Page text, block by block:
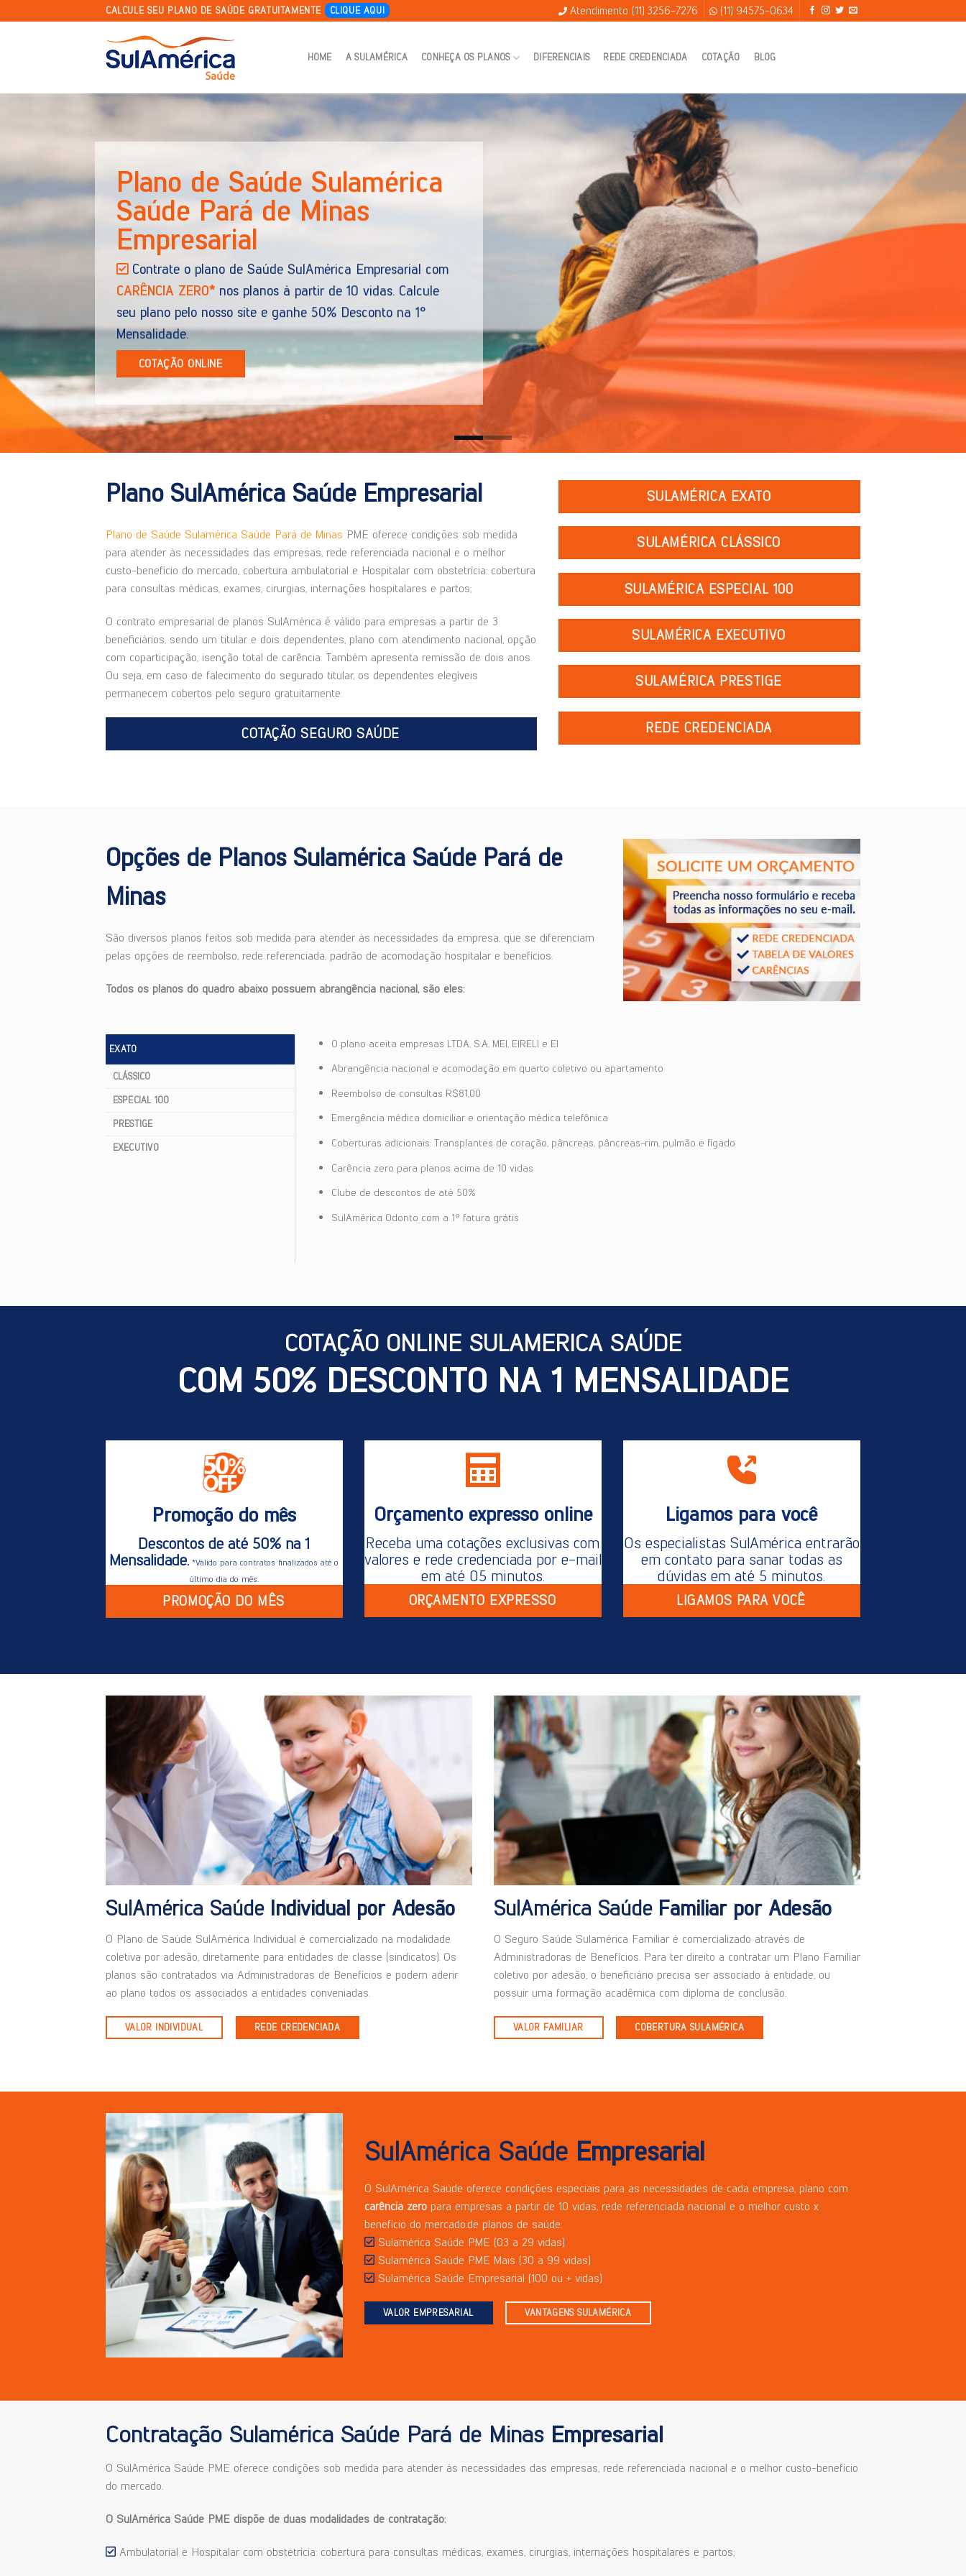
to
CALCULE SEU PLANO DE SAÚDE GRATUITAMENTE CLIQUE AQUI Atendimento (11) 3256-7276 (11) 94575-0634
HOME A SULAMÉRICA CONHEÇA OS PLANOS DIFERENCIAIS REDE CREDENCIADA COTAÇÃO BLOG
Plano de Saúde SulAmérica
Receba por e-mail todas as informações do plano SulAmérica Individual por adesão, Familiar por
adesão, Empresarial e Odontológico.
O SulAmérica Saúde oferece condições especiais para as necessidades da sua empresa,rede
referenciada nacional e o melhor custo x benefício do mercado.
COTAÇÃO ONLINE
Plano SulAmérica Saúde Empresarial
Plano de Saúde Sulamérica Saúde Pará de Minas PME oferece condições sob medida
para atender às necessidades das empresas, rede referenciada nacional e o melhor
custo-benefício do mercado, cobertura ambulatorial e Hospitalar com obstetrícia: cobertura
para consultas médicas, exames, cirurgias, internações hospitalares e partos;
O contrato empresarial de planos SulAmérica é válido para empresas a partir de 3
beneficiários, sendo um titular e dois dependentes, plano com atendimento nacional, opção
com coparticipação, isenção total de carência. Também apresenta remissão de dois anos.
Ou seja, em caso de falecimento do segurado titular, os dependentes elegíveis
permanecem cobertos pelo seguro gratuitamente.
COTAÇÃO SEGURO SAÚDE
SULAMÉRICA EXATO
SULAMÉRICA CLÁSSICO
SULAMÉRICA ESPECIAL 100
SULAMÉRICA EXECUTIVO
SULAMÉRICA PRESTIGE
REDE CREDENCIADA
Opções de Planos Sulamérica Saúde Pará de
Minas
São diversos planos feitos sob medida para atender às necessidades da empresa, que se diferenciam
pelas opções de reembolso, rede referenciada, padrão de acomodação hospitalar e benefícios.
Todos os planos do quadro abaixo possuem abrangência nacional, são eles:
EXATO
CLÁSSICO
ESPECIAL 100
PRESTIGE
EXECUTIVO
O plano aceita empresas LTDA, S.A, MEI, EIRELI e EI
Abrangência nacional e acomodação em quarto coletivo ou apartamento
Reembolso de consultas R$81,00
Emergência médica domiciliar e orientação médica telefônica
Coberturas adicionais: Transplantes de coração, pâncreas, pâncreas-rim, pulmão e fígado
Carência zero para planos acima de 10 vidas
Clube de descontos de até 50%
SulAmérica Odonto com a 1° fatura grátis
COTAÇÃO ONLINE SULAMERICA SAÚDE
COM 50% DESCONTO NA 1 MENSALIDADE
Promoção do mês
Descontos de até 50% na 1
Mensalidade. *Válido para contratos finalizados até o
último dia do mês.
PROMOÇÃO DO MÊS
Orçamento expresso online
Receba uma cotações exclusivas com
valores e rede credenciada por e-mail
em até 05 minutos.
ORÇAMENTO EXPRESSO
Ligamos para você
Os especialistas SulAmérica entrarão
em contato para sanar todas as
dúvidas em até 5 minutos.
LIGAMOS PARA VOCÊ
SulAmérica Saúde Individual por Adesão
O Plano de Saúde SulAmérica Individual é comercializado na modalidade
coletiva por adesão, diretamente para entidades de classe (sindicatos). Os
planos são contratados via Administradoras de Benefícios e podem aderir
ao plano todos os associados a entidades conveniadas.
VALOR INDIVIDUAL REDE CREDENCIADA
SulAmérica Saúde Familiar por Adesão
O Seguro Saúde Sulamérica Familiar é comercializado através de
Administradoras de Benefícios. Para ter direito a contratar um Plano Familiar
coletivo por adesão, o beneficiário precisa ser associado à entidade, ou
possuir uma formação acadêmica com diploma de conclusão.
VALOR FAMILIAR COBERTURA SULAMÉRICA
SulAmérica Saúde Empresarial
O SulAmérica Saúde oferece condições especiais para as necessidades de cada empresa, plano com
carência zeropara empresas a partir de 10 vidas, rede referenciada nacional e o melhor custo x
benefício do mercado.de planos de saúde:
Sulamérica Saúde PME (03 a 29 vidas)
Sulamérica Saúde PME Mais (30 a 99 vidas)
Sulamérica Saúde Empresarial (100 ou + vidas)
VALOR EMPRESARIAL VANTAGENS SULAMÉRICA
Contratação Sulamérica Saúde Pará de MinasEmpresarial
O SulAmérica Saúde PME oferece condições sob medida para atender às necessidades das empresas, rede referenciada nacional e o melhor custo-benefício
do mercado.
O SulAmérica Saúde PME dispõe de duas modalidades de contratação:
Ambulatorial e Hospitalar com obstetrícia: cobertura para consultas médicas, exames, cirurgias, internações hospitalares e partos;